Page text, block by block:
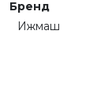
Бренд
Ижмаш